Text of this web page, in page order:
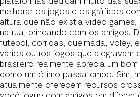
melhorar os jogos e os gráficos
altura que não existia video
na rua, brincando com os amigos.
futebol, corridas, queimada, voley,
vários outros jogos que alegravam
brasileiro realmente aprecia um
como um ótimo passatempo. Sim,
atualmente oferecem recursos
você jogue com amigos em